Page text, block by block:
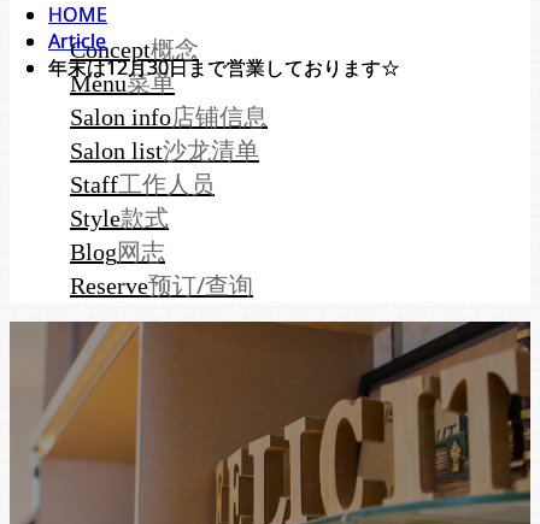
Concept概念
Menu菜单
Salon info店铺信息
Salon list沙龙清单
Staff工作人员
Style款式
Blog网志
Reserve预订/查询
HOME
Article
年末は12月30日まで営業しております☆
HOME
Article
年末は12月30日まで営業しております☆